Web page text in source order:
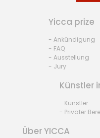
Yicca prize
- Ankündigung
- FAQ
- Ausstellung
- Jury
Künstler
- Künstler
- Privater
Über YICCA